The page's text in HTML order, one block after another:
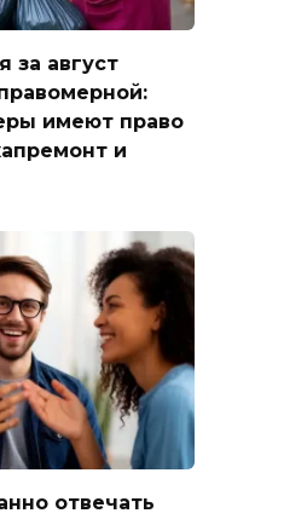
за август
имеют право
и
отвечать